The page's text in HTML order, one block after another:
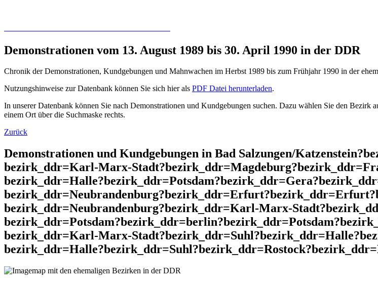
Demonstrationen vom 13. August 1989 bis 30. April 1990 in der DDR
Chronik der Demonstrationen, Kundgebungen und Mahnwachen im Herbst 1989 bis zum Frühjahr 1990 in der
Nutzungshinweise zur Datenbank können Sie sich hier als PDF Datei herunterladen.
In unserer Datenbank können Sie nach Demonstrationen und Kundgebungen suchen. Dazu wählen Sie den
einem Ort über die Suchmaske rechts.
Zurück
Demonstrationen und Kundgebungen in Bad Salzungen/
bezirk_ddr=Karl-Marx-
bezirk_ddr=Neubrandenburg?bezirk_ddr=Karl-Marx-
bezirk_ddr=Karl-Marx-